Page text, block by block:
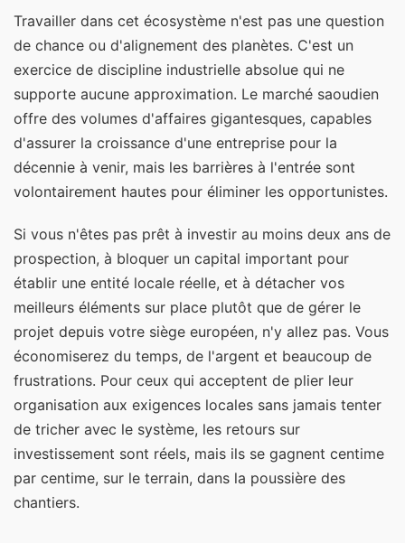
Travailler dans cet écosystème n'est pas une question
de chance ou d'alignement des planètes. C'est un
exercice de discipline industrielle absolue qui ne
supporte aucune approximation. Le marché saoudien
offre des volumes d'affaires gigantesques, capables
d'assurer la croissance d'une entreprise pour la
décennie à venir, mais les barrières à l'entrée sont
volontairement hautes pour éliminer les opportunistes.
Si vous n'êtes pas prêt à investir au moins deux ans de
prospection, à bloquer un capital important pour
établir une entité locale réelle, et à détacher vos
meilleurs éléments sur place plutôt que de gérer le
projet depuis votre siège européen, n'y allez pas. Vous
économiserez du temps, de l'argent et beaucoup de
frustrations. Pour ceux qui acceptent de plier leur
organisation aux exigences locales sans jamais tenter
de tricher avec le système, les retours sur
investissement sont réels, mais ils se gagnent centime
par centime, sur le terrain, dans la poussière des
chantiers.